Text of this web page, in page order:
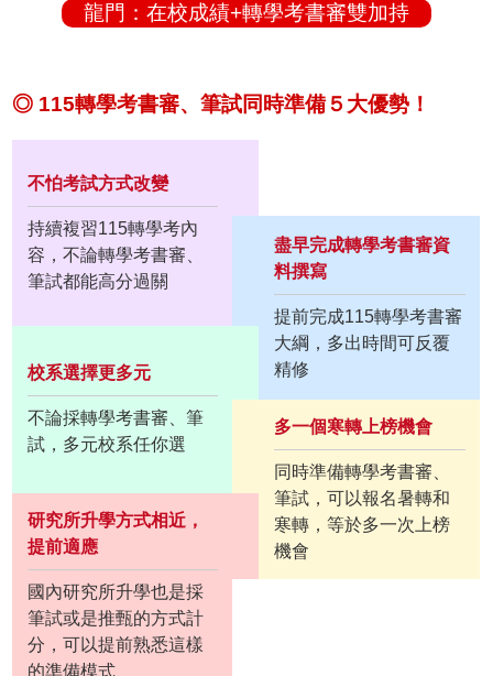
龍門：在校成績+轉學考書審雙加持
◎ 115轉學考書審、筆試同時準備５大優勢！
不怕考試方式改變
持續複習115轉學考內
容，不論轉學考書審、
筆試都能高分過關
盡早完成轉學考書審資
料撰寫
提前完成115轉學考書審
大綱，多出時間可反覆
精修
校系選擇更多元
不論採轉學考書審、筆
試，多元校系任你選
多一個寒轉上榜機會
同時準備轉學考書審、
筆試，可以報名暑轉和
寒轉，等於多一次上榜
機會
研究所升學方式相近，
提前適應
國內研究所升學也是採
筆試或是推甄的方式計
分，可以提前熟悉這樣
的準備模式